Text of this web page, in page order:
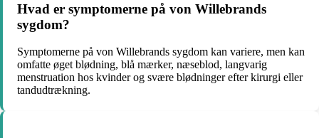
Hvad er symptomerne på von Willebrands
sygdom?
Symptomerne på von Willebrands sygdom kan variere, men kan
omfatte øget blødning, blå mærker, næseblod, langvarig
menstruation hos kvinder og svære blødninger efter kirurgi eller
tandudtrækning.